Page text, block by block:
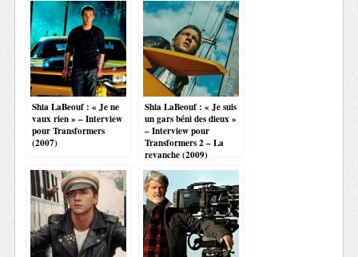
Shia LaBeouf : « Je ne
vaux rien » – Interview
pour Transformers
(2007)
Shia LaBeouf : « Je suis
un gars béni des dieux »
– Interview pour
Transformers 2 – La
revanche (2009)